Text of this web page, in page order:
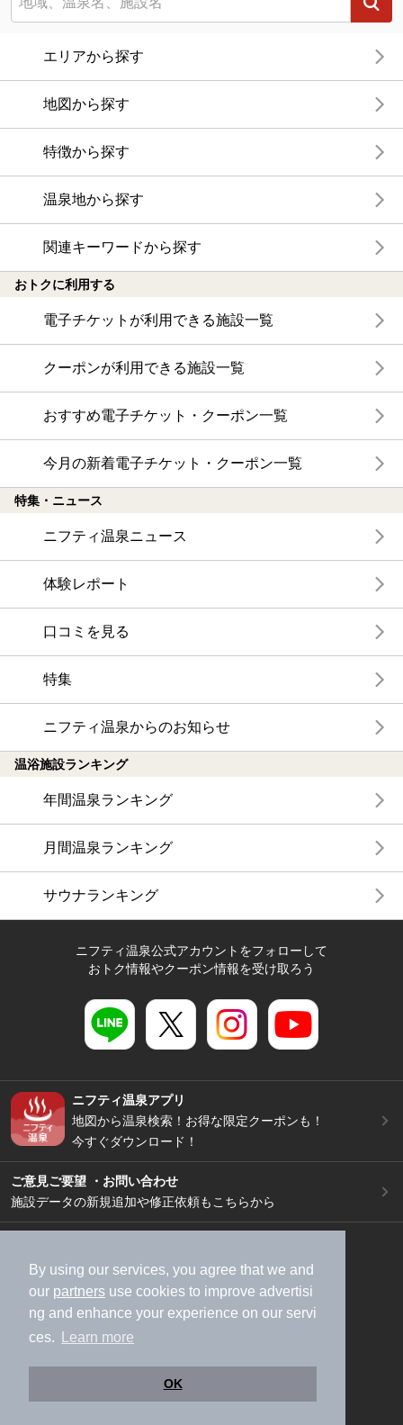
By using our services, you agree that we and
our partners use cookies to improve advertisi
ng and enhance your experience on our servi
ces.
Learn more
OK
エリアから探す
地図から探す
特徴から探す
温泉地から探す
関連キーワードから探す
おトクに利用する
電子チケットが利用できる施設一覧
クーポンが利用できる施設一覧
おすすめ電子チケット・クーポン一覧
今月の新着電子チケット・クーポン一覧
特集・ニュース
ニフティ温泉ニュース
体験レポート
口コミを見る
特集
ニフティ温泉からのお知らせ
温浴施設ランキング
年間温泉ランキング
月間温泉ランキング
サウナランキング
ニフティ温泉公式アカウントをフォローして
おトク情報やクーポン情報を受け取ろう
ニフティ温泉アプリ
地図から温泉検索！お得な限定クーポンも！
今すぐダウンロード！
ご意見ご要望 ・お問い合わせ
施設データの新規追加や修正依頼もこちらから
加盟店募集（資料請求）
広告出稿のご案内
利用規約
ライフスタイルMEMBERS+規約
特定商取引法に基づく表記
ヘルプ
採用情報
運営会社